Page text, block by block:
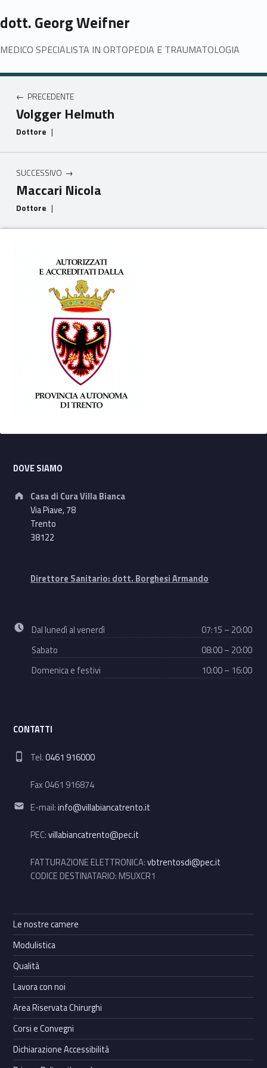
dott. Georg Weifner
MEDICO SPECIALISTA IN ORTOPEDIA E TRAUMATOLOGIA
Navigazione articoli
PRECEDENTE
Volgger Helmuth
Dottore |
SUCCESSIVO
Maccari Nicola
Dottore |
Skip back to main navigation
Footer info sidebar
DOVE SIAMO
Address:
Casa di Cura Villa Bianca
Via Piave, 78
Trento
38122
Direttore Sanitario: dott. Borghesi Armando
Business hours:
Dal lunedì al venerdì
07:15 – 20:00
Sabato
08:00 – 20:00
Domenica e festivi
10:00 – 16:00
CONTATTI
Phone number:
Tel.0461 916000
Fax 0461 916874
Email address:
E-mail:info@villabiancatrento.it
PEC:villabiancatrento@pec.it
FATTURAZIONE ELETTRONICA:vbtrentosdi@pec.it
CODICE DESTINATARIO: M5UXCR1
Le nostre camere
Modulistica
Qualità
Lavora con noi
Area Riservata Chirurghi
Corsi e Convegni
Dichiarazione Accessibilità